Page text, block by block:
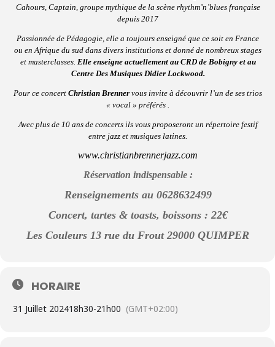
Cahours, Captain, groupe mythique de la scène rhythm’n’blues française
depuis 2017
Passionnée de Pédagogie, elle a toujours enseigné que ce soit en France
ou en Afrique du sud dans divers institutions et donné de nombreux stages
et masterclasses. Elle enseigne actuellement au CRD de Bobigny et au
Centre Des Musiques Didier Lockwood.
Pour ce concert Christian Brenner vous invite à découvrir l’un de ses trios
« vocal » préférés .
Avec plus de 10 ans de concerts ils vous proposeront un répertoire festif
entre jazz et musiques latines.
www.christianbrennerjazz.com
Réservation indispensable :
Renseignements au 0628632499
Concert, tartes & toasts, boissons : 22€
Les Couleurs 13 rue du Frout 29000 QUIMPER
HORAIRE
31 Juillet 202418h30-21h00 (GMT+02:00)